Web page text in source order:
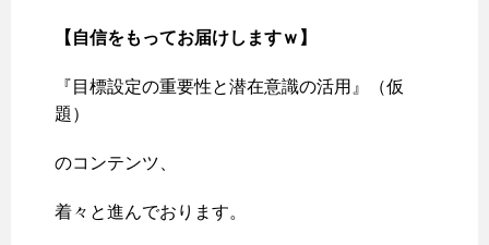
【自信をもってお届けしますｗ 】
『目標設定の重要性と潜在意識の活用』（仮
題）
のコンテンツ、
着々と進んでおります。